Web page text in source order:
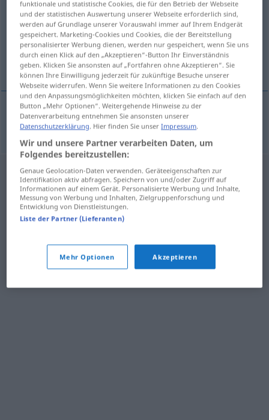
Übersicht aller Übersetzungen
(Für mehr Details die Übersetzung anklicken/antippen)
federal
federal Bundes…
funktionale und statistische Cookies, die für den Betrieb der Webseite
und der statistischen Auswertung unserer Webseite erforderlich sind,
werden auf Grundlage unserer Vorauswahl immer auf Ihrem Endgerät
gespeichert. Marketing-Cookies und Cookies, die der Bereitstellung
personalisierter Werbung dienen, werden nur gespeichert, wenn Sie uns
durch einen Klick auf den „Akzeptieren“-Button Ihr Einverständnis
geben. Klicken Sie ansonsten auf „Fortfahren ohne Akzeptieren“. Sie
können Ihre Einwilligung jederzeit für zukünftige Besuche unserer
Webseite widerrufen. Wenn Sie weitere Informationen zu den Cookies
und den Anpassungsmöglichkeiten möchten, klicken Sie einfach auf den
Button „Mehr Optionen“. Weitergehende Hinweise zu der
Datenverarbeitung entnehmen Sie ansonsten unserer
Datenschutzerklärung. Hier finden Sie unserImpressum.
Wir und unsere Partner verarbeiten Daten, um
Folgendes bereitzustellen:
Genaue Geolocation-Daten verwenden. Geräteeigenschaften zur
Identifikation aktiv abfragen. Speichern von und/oder Zugriff auf
Informationen auf einem Gerät. Personalisierte Werbung und Inhalte,
Messung von Werbung und Inhalten, Zielgruppenforschung und
Entwicklung von Dienstleistungen.
Liste der Partner (Lieferanten)
Mehr Optionen Akzeptieren